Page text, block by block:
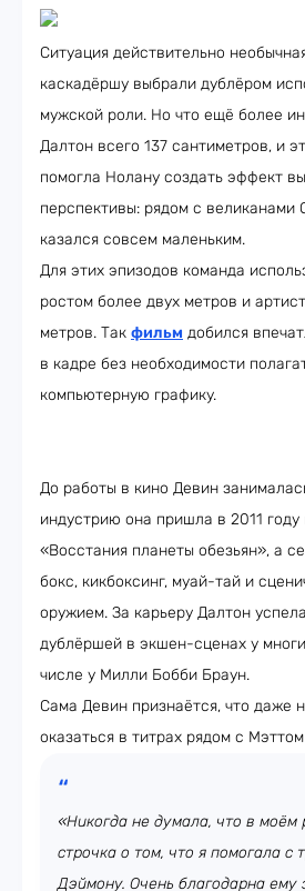
Ситуация действительно
каскадёршу выбрали дублёром
мужской роли. Но что ещё более
Далтон всего 137 сантиметров, и
помогла Нолану создать эффект
перспективы: рядом с великанами
казался совсем маленьким.
Для этих эпизодов команда
ростом более двух метров и
метров. Так фильм добился
в кадре без необходимости
компьютерную графику.
До работы в кино Девин
индустрию она пришла в 2011 году
«Восстания планеты обезьян», а
бокс, кикбоксинг, муай-тай и
оружием. За карьеру Далтон
дублёршей в экшен-сценах у
числе у Милли Бобби Браун.
Сама Девин признаётся, что даже
оказаться в титрах рядом с
«Никогда не думала, что в моём
строчка о том, что я помогала с
Дэймону. Очень благодарна ему